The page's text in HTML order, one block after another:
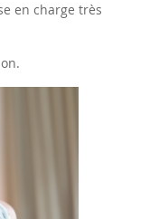
en charge très